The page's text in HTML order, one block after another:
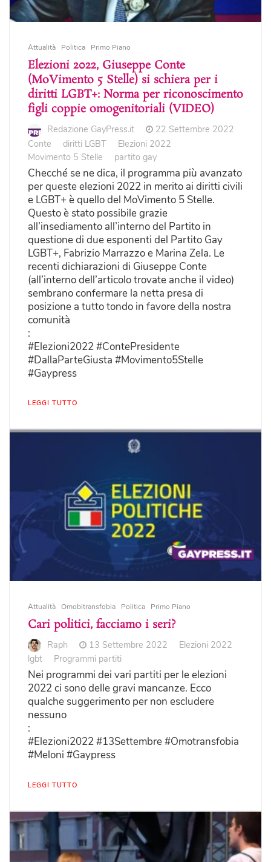
Attualità Politica Primo Piano
Elezioni 2022, Giuseppe Conte
(MoVimento 5 Stelle) si schiera per i
diritti LGBT+: Norma per riconoscimento
figli coppie omogenitoriali (VIDEO)
Redazione GayPress.it
22 Settembre 2022
Conte
diritti LGBT
Elezioni 2022
Movimento 5 Stelle
partito gay
Checché se ne dica, il programma più avanzato
per queste elezioni 2022 in merito ai diritti civili
e LGBT+ è quello del MoVimento 5 Stelle.
Questo è stato possibile grazie
all’insediamento all’interno del Partito in
questione di due esponenti del Partito Gay
LGBT+, Fabrizio Marrazzo e Marina Zela. Le
recenti dichiarazioni di Giuseppe Conte
(all’interno dell’articolo trovate anche il video)
sembrano confermare la netta presa di
posizione a tutto tondo in favore della nostra
comunità
:
#Elezioni2022 #ContePresidente
#DallaParteGiusta #Movimento5Stelle
#Gaypress
LEGGI TUTTO
Attualità Omobitransfobia Politica Primo Piano
Cari politici, facciamo i seri?
Raph 13 Settembre 2022
Elezioni 2022
lgbt
Programmi partiti
Nei programmi dei vari partiti per le elezioni
2022 ci sono delle gravi mancanze. Ecco
qualche suggerimento per non escludere
nessuno
:
#Elezioni2022 #13Settembre #Omotransfobia
#Meloni #Gaypress
LEGGI TUTTO